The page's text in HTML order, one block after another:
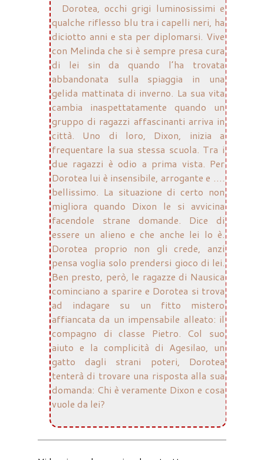
Dorotea, occhi grigi luminosissimi e
qualche riflesso blu tra i capelli neri, ha
diciotto anni e sta per diplomarsi. Vive
con Melinda che si è sempre presa cura
di lei sin da quando l’ha trovata
abbandonata sulla spiaggia in una
gelida mattinata di inverno. La sua vita
cambia inaspettatamente quando un
gruppo di ragazzi affascinanti arriva in
città. Uno di loro, Dixon, inizia a
frequentare la sua stessa scuola. Tra i
due ragazzi è odio a prima vista. Per
Dorotea lui è insensibile, arrogante e ….
bellissimo. La situazione di certo non
migliora quando Dixon le si avvicina
facendole strane domande. Dice di
essere un alieno e che anche lei lo è.
Dorotea proprio non gli crede, anzi
pensa voglia solo prendersi gioco di lei.
Ben presto, però, le ragazze di Nausica
cominciano a sparire e Dorotea si trova
ad indagare su un fitto mistero
affiancata da un impensabile alleato: il
compagno di classe Pietro. Col suo
aiuto e la complicità di Agesilao, un
gatto dagli strani poteri, Dorotea
tenterà di trovare una risposta alla sua
domanda: Chi è veramente Dixon e cosa
vuole da lei?